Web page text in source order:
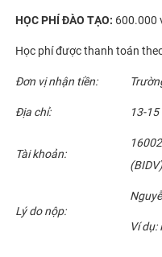
HỌC PHÍ ĐÀO TẠO: 600.000
Học phí được thanh toán
Đơn vị nhận tiền:
Địa chỉ: 13-
Tài khoản:
Lý do nộp:
Ví dụ: